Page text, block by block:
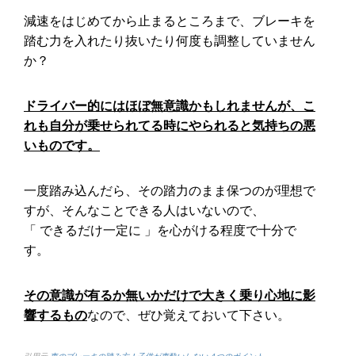
減速をはじめてから止まるところまで、ブレーキを
踏む力を入れたり抜いたり何度も調整していません
か？
ドライバー的にはほぼ無意識かもしれませんが、こ
れも自分が乗せられてる時にやられると気持ちの悪
いものです。
一度踏み込んだら、その踏力のまま保つのが理想で
すが、そんなことできる人はいないので、
「 できるだけ一定に 」を心がける程度で十分で
す。
その意識が有るか無いかだけで大きく乗り心地に影
響するものなので、ぜひ覚えておいて下さい。